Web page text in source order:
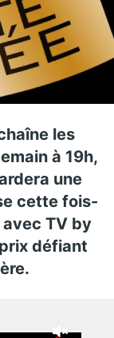
les
à 19h,
une
cette fois-
avec TV by
défiant